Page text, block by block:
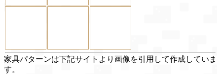
家具パターンは下記サイトより画像を引用して作成していま
す。